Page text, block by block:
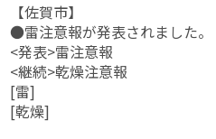
【佐賀市】
●雷注意報が発表されました。
<発表>雷注意報
<継続>乾燥注意報
[雷]
[乾燥]